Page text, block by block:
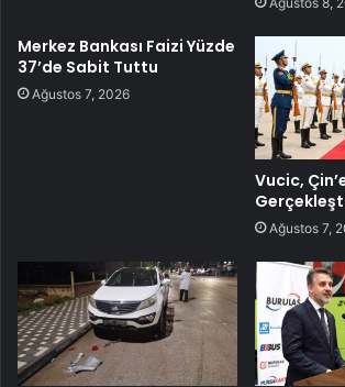
Merkez Bankası Faizi Yüzde
37’de Sabit Tuttu
Ağustos 7, 2026
Vucic,
Ağustos 7,